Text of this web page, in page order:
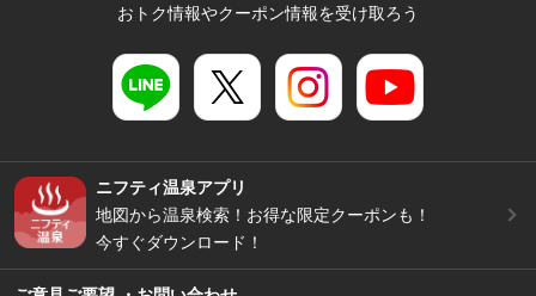
おトク情報やクーポン情報を受け取ろう
ニフティ温泉アプリ
地図から温泉検索！お得な限定クーポンも！
今すぐダウンロード！